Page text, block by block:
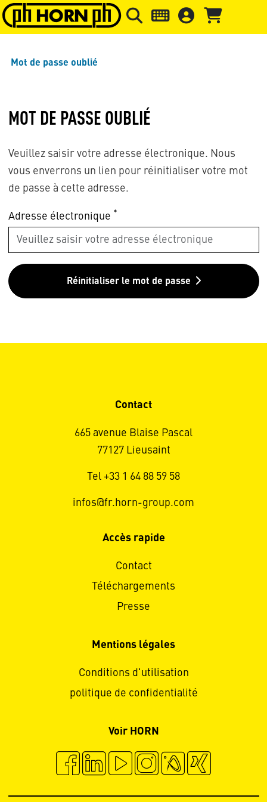
Skip to main content Passer à l'en-tête de la page
Mot de passe oublié
MOT DE PASSE OUBLIÉ
Veuillez saisir votre adresse électronique. Nous
vous enverrons un lien pour réinitialiser votre mot
de passe à cette adresse.
Adresse électronique *
Réinitialiser le mot de passe
Contact
665 avenue Blaise Pascal
77127 Lieusaint
Tel +33 1 64 88 59 58
infos@fr.horn-group.com
Accès rapide
Contact
Téléchargements
Presse
Mentions légales
Conditions d'utilisation
politique de confidentialité
Voir HORN